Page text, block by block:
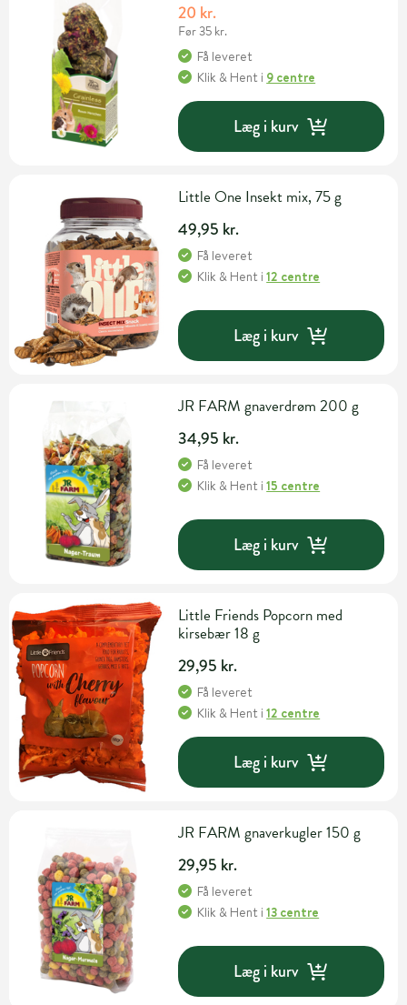
20 kr.
Før 35 kr.
Få leveret
Klik & Hent i 9 centre
Læg i kurv
Little One Insekt mix, 75 g
49,95 kr.
Få leveret
Klik & Hent i12 centre
Læg i kurv
JR FARM gnaverdrøm 200 g
34,95 kr.
Få leveret
Klik & Hent i15 centre
Læg i kurv
Little Friends Popcorn med
kirsebær 18 g
29,95 kr.
Få leveret
Klik & Hent i12 centre
Læg i kurv
JR FARM gnaverkugler 150 g
29,95 kr.
Få leveret
Klik & Hent i13 centre
Læg i kurv